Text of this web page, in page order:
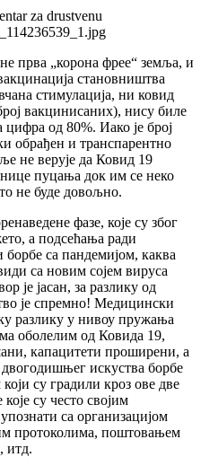
прва „корона фрее“ земља, и
становништва
стимулација, ни ковид
вакцинисаних), нису биле
од 80%. Иако је број
обрађен и транспарентно
не верује да Ковид 19
пуцања док им се неко
не буде довољно.
фазе, које су због
а подсећања ради
борбе са пандемијом, каква
са новим сојем вируса
је јасан, за разлику од
је спремно! Медицински
разлику у нивоу пружања
оболелим од Ковида 19,
капацитети проширени, а
искуства борбе
су градили кроз ове две
су често својим
са организацијом
протоколима, поштовањем
итд.